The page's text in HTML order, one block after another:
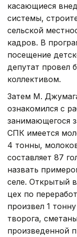
касающиеся
системы,
сельской
кадров. В
посещение
депутат провел
коллективом.
Затем М.
ознакомился с
занимающегося
СПК имеется
4 тонны,
составляет 87
назвать
селе. Открытый
цех по
произвел 1
творога,
произведенной